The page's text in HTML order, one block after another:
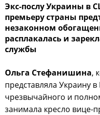
Экс-послу Украины в
премьеру страны
незаконном
расплакалась и
службы
Ольга Стефанишина,
представляла Украину
чрезвычайного и
занимала кресло вице-